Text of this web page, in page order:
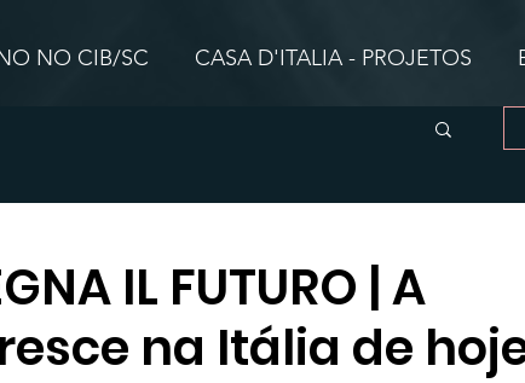
NO CIB/SC CASA D'ITALIA - PROJETOS
IL FUTURO | A
na Itália de